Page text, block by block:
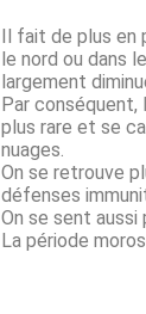
Il fait de plus en
le nord ou dans
largement
Par
plus rare et se
nuages.
On se retrouve
défenses
On se sent aussi
La période